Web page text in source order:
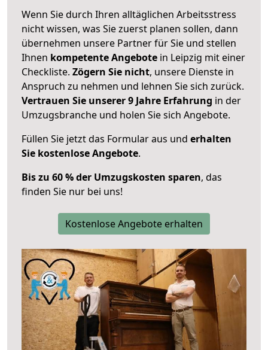
Wenn Sie durch Ihren alltäglichen Arbeitsstress
nicht wissen, was Sie zuerst planen sollen, dann
übernehmen unsere Partner für Sie und stellen
Ihnen kompetente Angebote in Leipzig mit einer
Checkliste. Zögern Sie nicht, unsere Dienste in
Anspruch zu nehmen und lehnen Sie sich zurück.
Vertrauen Sie unserer 9 Jahre Erfahrung in der
Umzugsbranche und holen Sie sich Angebote.
Füllen Sie jetzt das Formular aus und erhalten
Sie kostenlose Angebote.
Bis zu 60 % der Umzugskosten sparen, das
finden Sie nur bei uns!
Kostenlose Angebote erhalten